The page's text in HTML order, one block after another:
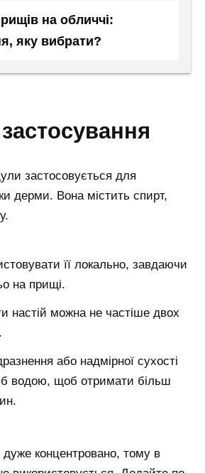
на обличчі:
яку вибрати?
застосування
застосовується для
дерми. Вона містить спирт,
її локально, завдаючи
на прищі.
настій можна не частіше двох
або надмірної сухості
водою, щоб отримати більш
концентровано, тому в